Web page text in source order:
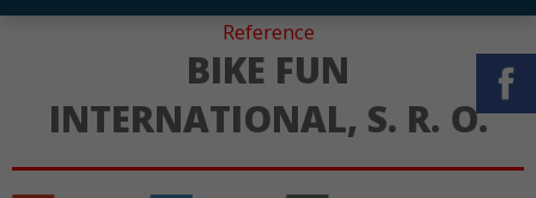
atd.
povrchů
Reference
BIKE FUN
INTERNATIONAL, S. R. O.